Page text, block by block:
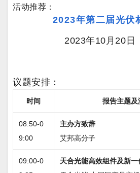
活动推荐：
2023年第二届光伏
2023年10月20日
议题安排：
时间 报告主题及
08:50-0
9:00
主办方致辞
艾邦高分子
09:00-0
天合光能高效组件及新